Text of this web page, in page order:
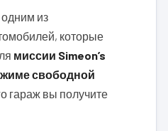
одним из
которые
миссии Simeon’s
свободной
гараж вы получите